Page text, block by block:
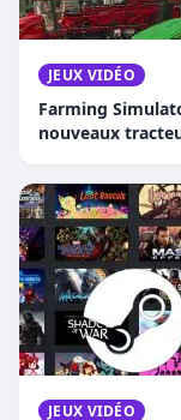
JEUX VIDÉO
Farming
nouveaux
JEUX VIDÉO